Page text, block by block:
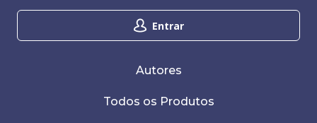
Entrar
Autores
Todos os Produtos